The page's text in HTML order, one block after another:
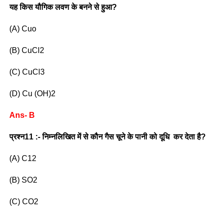
यह किस यौगिक लवण के बनने से हुआ?
(A) Cuo
(B) CuCl2
(C) CuCl3
(D) Cu (OH)2
Ans- B
प्रश्न11 :- निम्नलिखित में से कौन गैस चूने के पानी को दूधि कर देता है?
(A) C12
(B) SO2
(C) CO2